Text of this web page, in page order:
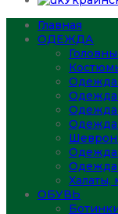
Главная
ОДЕЖДА
Одежда
Одежда
Одежда
Одежда
Одежда
Одежда
ОБУВЬ